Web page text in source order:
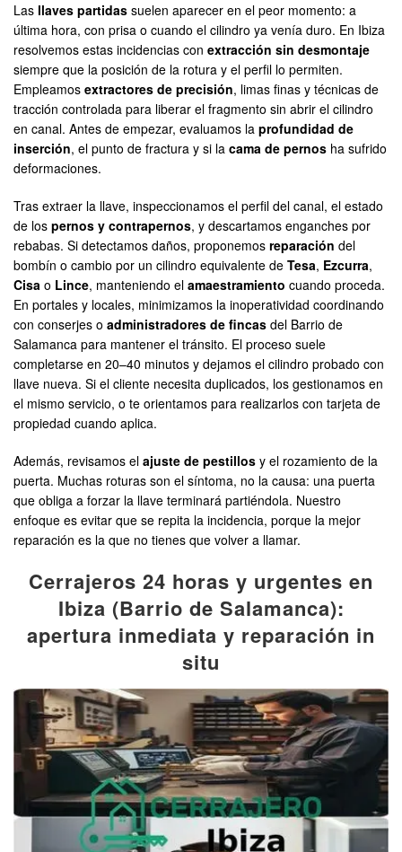
Las llaves partidas suelen aparecer en el peor momento: a
última hora, con prisa o cuando el cilindro ya venía duro. En Ibiza
resolvemos estas incidencias con extracción sin desmontaje
siempre que la posición de la rotura y el perfil lo permiten.
Empleamos extractores de precisión, limas finas y técnicas de
tracción controlada para liberar el fragmento sin abrir el cilindro
en canal. Antes de empezar, evaluamos la profundidad de
inserción, el punto de fractura y si la cama de pernos ha sufrido
deformaciones.
Tras extraer la llave, inspeccionamos el perfil del canal, el estado
de los pernos y contrapernos, y descartamos enganches por
rebabas. Si detectamos daños, proponemos reparación del
bombín o cambio por un cilindro equivalente de Tesa, Ezcurra,
Cisa o Lince, manteniendo el amaestramiento cuando proceda.
En portales y locales, minimizamos la inoperatividad coordinando
con conserjes o administradores de fincas del Barrio de
Salamanca para mantener el tránsito. El proceso suele
completarse en 20–40 minutos y dejamos el cilindro probado con
llave nueva. Si el cliente necesita duplicados, los gestionamos en
el mismo servicio, o te orientamos para realizarlos con tarjeta de
propiedad cuando aplica.
Además, revisamos el ajuste de pestillos y el rozamiento de la
puerta. Muchas roturas son el síntoma, no la causa: una puerta
que obliga a forzar la llave terminará partiéndola. Nuestro
enfoque es evitar que se repita la incidencia, porque la mejor
reparación es la que no tienes que volver a llamar.
Cerrajeros 24 horas y urgentes en
Ibiza (Barrio de Salamanca):
apertura inmediata y reparación in
situ